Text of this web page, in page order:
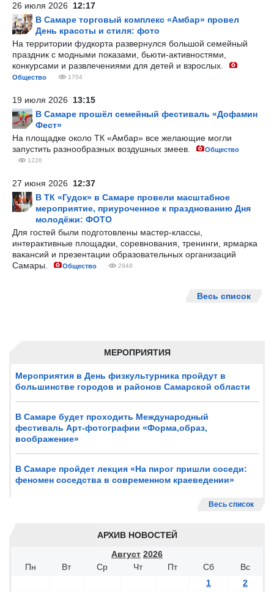
МЕРОПРИЯТИЯ
Мероприятия в День физкультурника пройдут в
большинстве городов и районов Самарской области
В Самаре будет проходить Международный
фестиваль Арт-фотографии «Форма,образ,
воображение»
В Самаре пройдет лекция «На пирог пришли соседи:
феномен соседства в современном краеведении»
Весь список
АРХИВ НОВОСТЕЙ
Август 2026
Пн
Вт Ср Чт Пт Сб
Вс
1
2
26 июля 2026 12:17
В Самаре торговый комплекс «Амбар» провел
День красоты и стиля: фото
На территории фудкорта развернулся большой семейный
праздник с модными показами, бьюти-активностями,
конкурсами и развлечениями для детей и взрослых.
Общество 1704
19 июля 2026 13:15
В Самаре прошёл семейный фестиваль «Дофамин
Фест»
На площадке около ТК «Амбар» все желающие могли
запустить разнообразных воздушных змеев.
Общество
1226
27 июня 2026 12:37
В ТК «Гудок» в Самаре провели масштабное
мероприятие, приуроченное к празднованию Дня
молодёжи: ФОТО
Для гостей были подготовлены мастер-классы,
интерактивные площадки, соревнования, тренинги, ярмарка
вакансий и презентации образовательных организаций
Самары.
Общество 2948
Весь список